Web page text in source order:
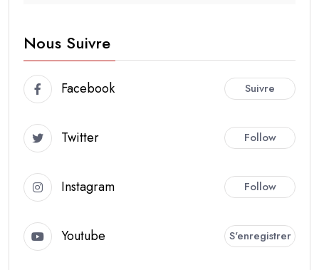
Nous Suivre
Facebook Suivre
Twitter Follow
Instagram Follow
Youtube S'enregistrer